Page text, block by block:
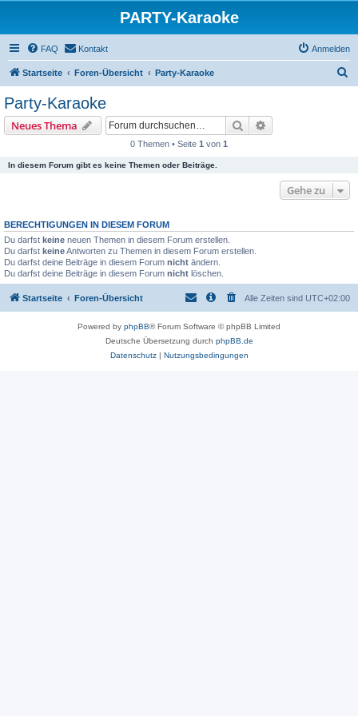
PARTY-Karaoke
FAQ Kontakt Anmelden
Startseite Foren-Übersicht Party-Karaoke
Party-Karaoke
Neues Thema Suche
0 Themen • Seite 1 von 1
In diesem Forum gibt es keine Themen oder Beiträge.
Gehe zu
BERECHTIGUNGEN IN DIESEM FORUM
Du darfst keine neuen Themen in diesem Forum erstellen.
Du darfst keineAntworten zu Themen in diesem Forum erstellen.
Du darfst deine Beiträge in diesem Forum nicht ändern.
Du darfst deine Beiträge in diesem Forum nicht löschen.
Startseite Foren-Übersicht Alle Zeiten sind UTC+02:00
Powered by phpBB® Forum Software © phpBB Limited
Deutsche Übersetzung durch phpBB.de
Datenschutz| Nutzungsbedingungen